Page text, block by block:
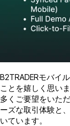
B2TRADERモバイ
ことを嬉しく思い
多くご要望をいた
ーズな取引体験と
いています。